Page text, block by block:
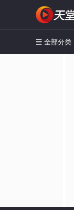
 全部分类